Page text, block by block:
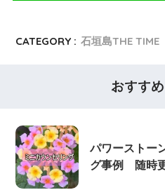
CATEGORY : 石垣島THE TIME
おすす
パワーストー
グ事例 随時